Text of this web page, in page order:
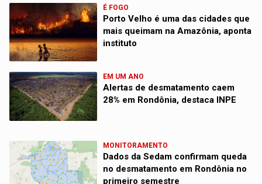
É FOGO
Porto Velho é uma das cidades que
mais queimam na Amazônia, aponta
instituto
EM UM ANO
Alertas de desmatamento caem
28% em Rondônia, destaca INPE
MONITORAMENTO
Dados da Sedam confirmam queda
no desmatamento em Rondônia no
primeiro semestre